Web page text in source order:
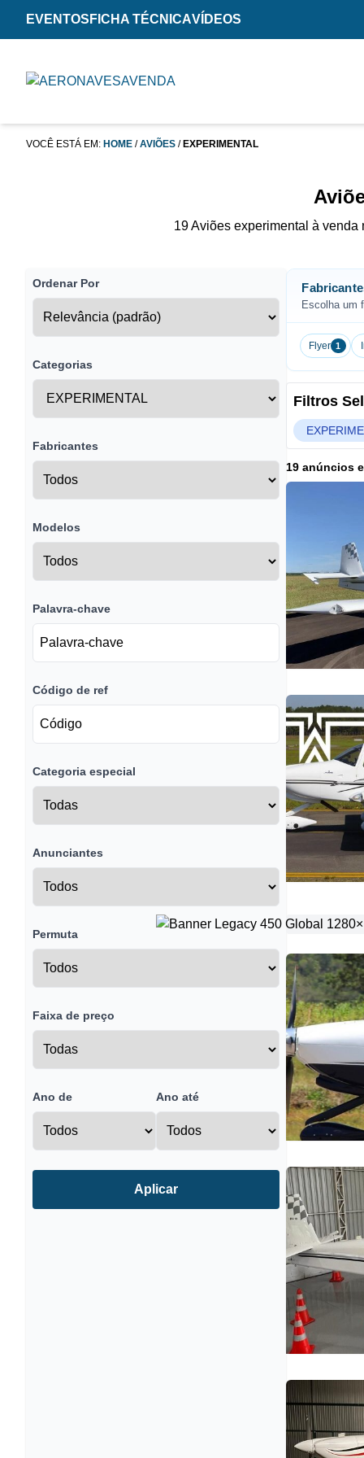
EVENTOS FICHA TÉCNICAVÍDEOS
VOCÊ ESTÁ EM: HOME /AVIÕES / EXPERIMENTAL
19 Aviões experimental à
Ordenar Por
Categorias
Fabricantes
Modelos
Palavra-chave
Código de ref
Categoria especial
Anunciantes
Permuta
Faixa de preço
Ano de Ano até
Aplicar
Escolha um
Flyer 1
Filtros
19 anúncios